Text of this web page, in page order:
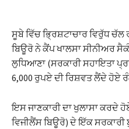
ਸੂਬੇ ਵਿੱਚ ਭ੍ਰਿਸ਼ਟਾਚਾਰ ਵਿਰੁੱਧ ਚੱਲ
ਬਿਊਰੋ ਨੇ ਕੈਂਪ ਖਾਲਸਾ ਸੀਨੀਅਰ
ਲੁਧਿਆਣਾ (ਸਰਕਾਰੀ ਸਹਾਇਤਾ
6,000 ਰੁਪਏ ਦੀ ਰਿਸ਼ਵਤ ਲੈਂਦੇ ਹੋਏ
ਇਸ ਜਾਣਕਾਰੀ ਦਾ ਖੁਲਾਸਾ ਕਰਦੇ
ਵਿਜੀਲੈਂਸ ਬਿਊਰੋ) ਦੇ ਇੱਕ ਸਰਕਾਰੀ